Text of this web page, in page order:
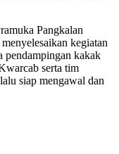
Pangkalan
kegiatan
pendampingan kakak
serta tim
siap mengawal dan